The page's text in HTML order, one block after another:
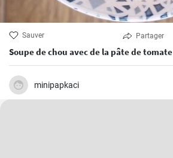
Sauver Partager
Soupe de chou avec de la pâte de tomate
minipapkaci